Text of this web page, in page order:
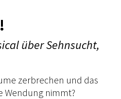
über Sehnsucht,
zerbrechen und das
Wendung nimmt?